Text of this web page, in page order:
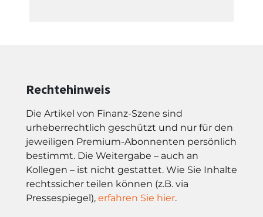
Rechtehinweis
Die Artikel von Finanz-Szene sind
urheberrechtlich geschützt und nur für den
jeweiligen Premium-Abonnenten persönlich
bestimmt. Die Weitergabe – auch an
Kollegen – ist nicht gestattet. Wie Sie Inhalte
rechtssicher teilen können (z.B. via
Pressespiegel), erfahren Sie hier.